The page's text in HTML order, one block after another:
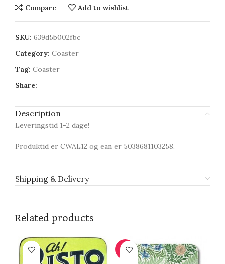
Compare Add to wishlist
SKU: 639d5b002fbc
Category: Coaster
Tag: Coaster
Share:
Description
Leveringstid 1-2 dage!
Produktid er CWAL12 og ean er 5038681103258.
Shipping & Delivery
Related products
-10%